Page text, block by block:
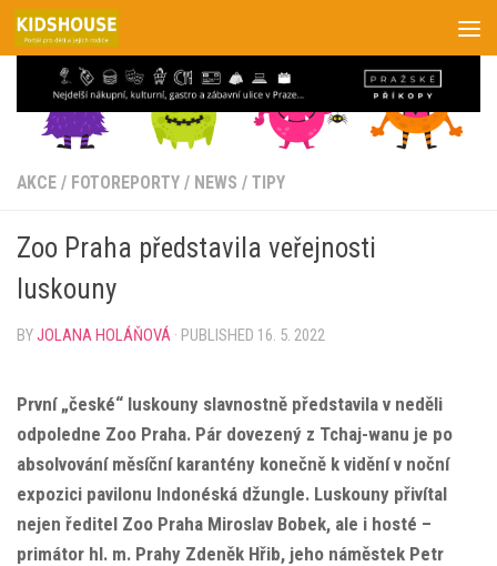
Skip to content
AKCE / FOTOREPORTY / NEWS / TIPY
Zoo Praha představila veřejnosti
luskouny
BYJOLANA HOLÁŇOVÁ · PUBLISHED 16. 5. 2022
První „české“ luskouny slavnostně představila v neděli
odpoledne Zoo Praha. Pár dovezený z Tchaj-wanu je po
absolvování měsíční karantény konečně k vidění v noční
expozici pavilonu Indonéská džungle. Luskouny přivítal
nejen ředitel Zoo Praha Miroslav Bobek, ale i hosté –
primátor hl. m. Prahy Zdeněk Hřib, jeho náměstek Petr